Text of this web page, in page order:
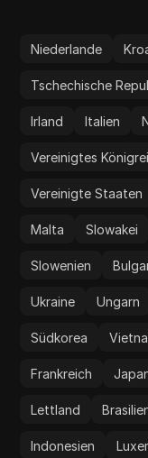
Niederlande
Tschechische
Irland Italien
Vereinigtes
Vereinigte Staaten
Malta Slowakei
Slowenien
Ukraine Ungarn
Südkorea
Frankreich
Lettland
Indonesien